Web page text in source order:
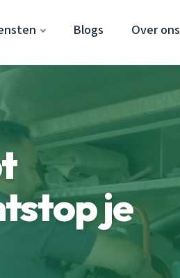
Blogs Over ons
je